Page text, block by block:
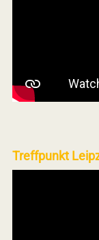
Treffpunkt